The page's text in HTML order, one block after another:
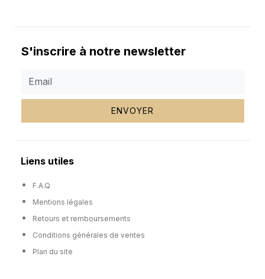
S'inscrire à notre newsletter
ENVOYER
Liens utiles
F.A.Q
Mentions légales
Retours et remboursements
Conditions générales de ventes
Plan du site